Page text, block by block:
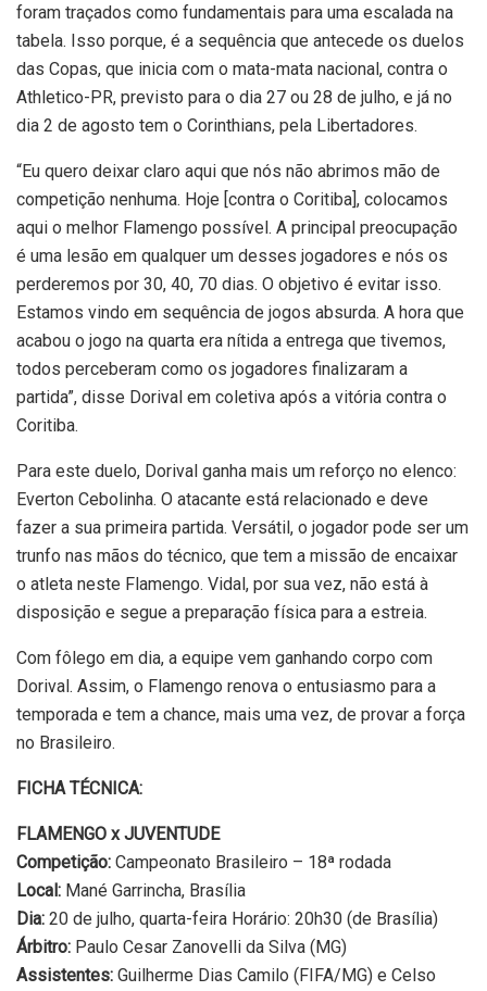
foram traçados como fundamentais para uma escalada na
tabela. Isso porque, é a sequência que antecede os duelos
das Copas, que inicia com o mata-mata nacional, contra o
Athletico-PR, previsto para o dia 27 ou 28 de julho, e já no
dia 2 de agosto tem o Corinthians, pela Libertadores.
“Eu quero deixar claro aqui que nós não abrimos mão de
competição nenhuma. Hoje [contra o Coritiba], colocamos
aqui o melhor Flamengo possível. A principal preocupação
é uma lesão em qualquer um desses jogadores e nós os
perderemos por 30, 40, 70 dias. O objetivo é evitar isso.
Estamos vindo em sequência de jogos absurda. A hora que
acabou o jogo na quarta era nítida a entrega que tivemos,
todos perceberam como os jogadores finalizaram a
partida”, disse Dorival em coletiva após a vitória contra o
Coritiba.
Para este duelo, Dorival ganha mais um reforço no elenco:
Everton Cebolinha. O atacante está relacionado e deve
fazer a sua primeira partida. Versátil, o jogador pode ser um
trunfo nas mãos do técnico, que tem a missão de encaixar
o atleta neste Flamengo. Vidal, por sua vez, não está à
disposição e segue a preparação física para a estreia.
Com fôlego em dia, a equipe vem ganhando corpo com
Dorival. Assim, o Flamengo renova o entusiasmo para a
temporada e tem a chance, mais uma vez, de provar a força
no Brasileiro.
FICHA TÉCNICA:
FLAMENGO x JUVENTUDE
Competição: Campeonato Brasileiro – 18ª rodada
Local: Mané Garrincha, Brasília
Dia: 20 de julho, quarta-feira Horário: 20h30 (de Brasília)
Árbitro: Paulo Cesar Zanovelli da Silva (MG)
Assistentes: Guilherme Dias Camilo (FIFA/MG) e Celso